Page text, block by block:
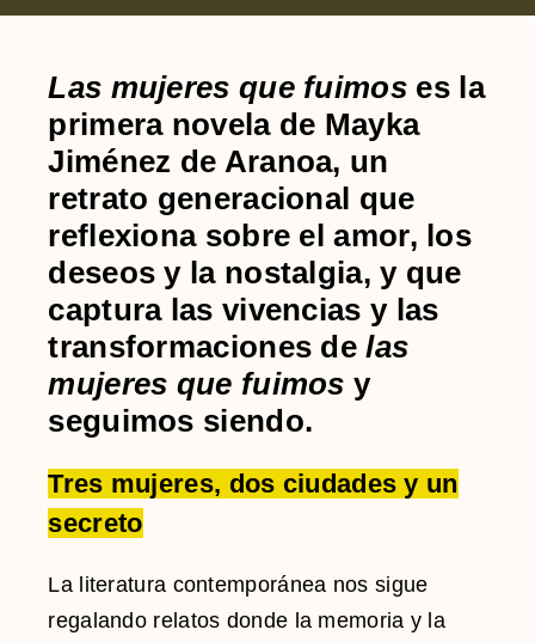
Las mujeres que fuimos es la
primera novela de Mayka
Jiménez de Aranoa, un
retrato generacional que
reflexiona sobre el amor, los
deseos y la nostalgia, y que
captura las vivencias y las
transformaciones delas
mujeres que fuimos y
seguimos siendo.
Tres mujeres, dos ciudades y un
secreto
La literatura contemporánea nos sigue
regalando relatos donde la memoria y la